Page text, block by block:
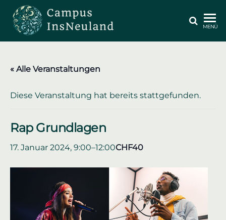
Zum
Inhalt
springen
INSNEULAND
MENÜ
« Alle Veranstaltungen
Diese Veranstaltung hat bereits stattgefunden.
Rap Grundlagen
17. Januar 2024, 9:00–12:00CHF40